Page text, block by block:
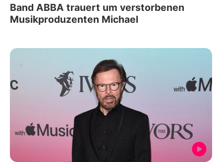
Band ABBA trauert um verstorbenen
Musikproduzenten Michael